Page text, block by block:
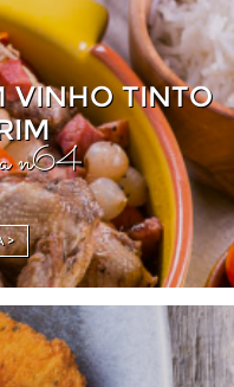
VINHO TINTO
n64
>